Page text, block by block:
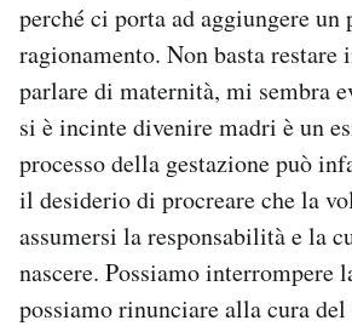
perché ci porta ad aggiungere un
ragionamento. Non basta restare
parlare di maternità, mi sembra
si è incinte divenire madri è un
processo della gestazione può
il desiderio di procreare che la
assumersi la responsabilità e la
nascere. Possiamo interrompere
possiamo rinunciare alla cura